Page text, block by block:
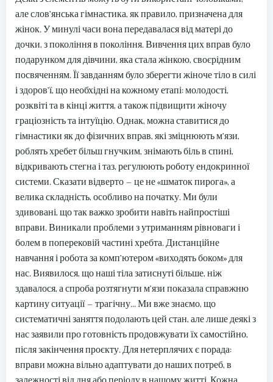
але слов’янська гімнастика, як правило, призначена для
жінок. У минулі часи вона передавалася від матері до
дочки, з покоління в покоління. Вивчення цих вправ було
подарунком для дівчини, яка стала жінкою, своєрідним
посвяченням. Її завданням було зберегти жіноче тіло в силі
і здоров’ї, що необхідні на кожному етапі: молодості,
розквіті та в кінці життя, а також підвищити жіночу
граціозність та інтуїцію. Однак, можна ставитися до
гімнастики як до фізичних вправ, які зміцнюють м’язи,
роблять хребет більш гнучким, знімають біль в спині,
відкривають стегна і таз, регулюють роботу ендокринної
системи. Сказати відверто – це не «шматок пирога», а
велика складність, особливо на початку. Ми були
здивовані, що так важко зробити навіть найпростіші
вправи. Виникали проблеми з утриманням рівноваги і
болем в поперековій частині хребта. Дистанційне
навчання і робота за комп’ютером «виходять боком» для
нас. Виявилося, що наші тіла затиснуті більше, ніж
здавалося, а спроба розтягнути м’язи показала справжню
картину ситуації – трагічну… Ми вже знаємо, що
систематичні заняття подолають цей стан, але лише деякі з
нас заявили про готовність продовжувати їх самостійно,
після закінчення проєкту. Для нетерплячих є порада:
вправи можна вільно адаптувати до наших потреб, в